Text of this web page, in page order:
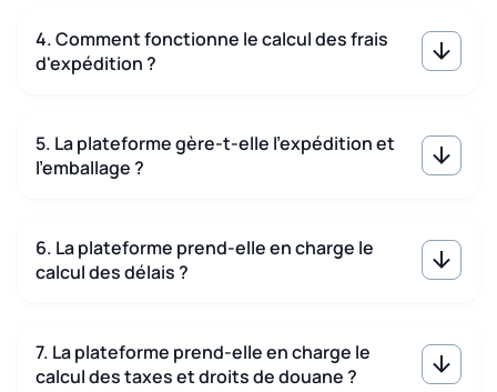
4. Comment fonctionne le calcul des frais
d'expédition ?
5. La plateforme gère-t-elle l'expédition et
l'emballage ?
6. La plateforme prend-elle en charge le
calcul des délais ?
7. La plateforme prend-elle en charge le
calcul des taxes et droits de douane ?